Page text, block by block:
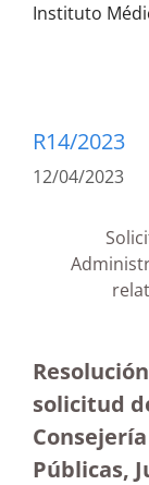
Instituto
R14/2023
12/04/2023
solicitud
Públicas,